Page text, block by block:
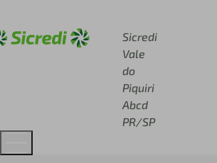
Sicredi
Vale
do
Piquiri
Abcd
PR/SP